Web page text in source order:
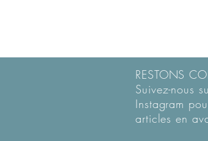
RESTONS
Suivez-nous
Instagram
articles en